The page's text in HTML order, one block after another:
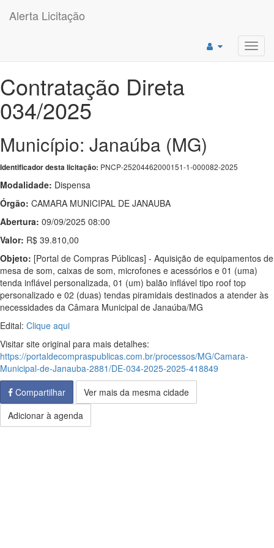
Alerta Licitação
Contratação Direta
034/2025
Município: Janaúba (MG)
Identificador desta licitação: PNCP-25204462000151-1-000082-2025
Modalidade: Dispensa
Órgão: CAMARA MUNICIPAL DE JANAUBA
Abertura: 09/09/2025 08:00
Valor: R$ 39.810,00
Objeto: [Portal de Compras Públicas] - Aquisição de equipamentos de
mesa de som, caixas de som, microfones e acessórios e 01 (uma)
tenda inflável personalizada, 01 (um) balão inflável tipo roof top
personalizado e 02 (duas) tendas piramidais destinados a atender às
necessidades da Câmara Municipal de Janaúba/MG
Edital: Clique aqui
Visitar site original para mais detalhes:
https://portaldecompraspublicas.com.br/processos/MG/Camara-
Municipal-de-Janauba-2881/DE-034-2025-2025-418849
Compartilhar
Ver mais da mesma cidade
Adicionar à agenda